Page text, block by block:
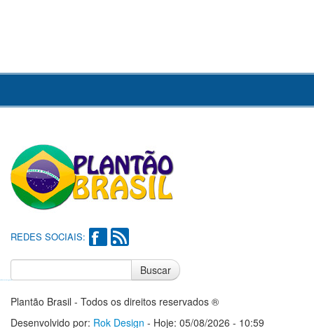
REDES SOCIAIS:
Buscar
Plantão Brasil - Todos os direitos reservados ®
Desenvolvido por: Rok Design - Hoje: 05/08/2026 - 10:59